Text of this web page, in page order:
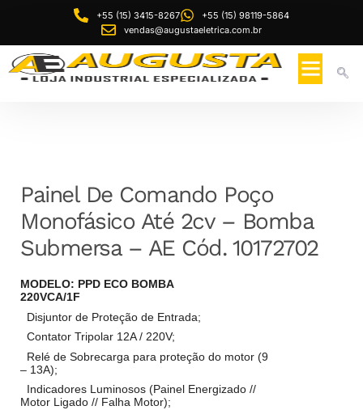
+55 (15) 3415-8267
+55 (15) 98119-5864
vendas@augustaeletrica.com.br
Painel De Comando Poço
Monofásico Até 2cv – Bomba
Submersa – AE Cód. 10172702
MODELO: PPD ECO BOMBA
220VCA/1F
Disjuntor de Proteção de Entrada;
Contator Tripolar 12A / 220V;
Relé de Sobrecarga para proteção do motor (9
– 13A);
Indicadores Luminosos (Painel Energizado //
Motor Ligado // Falha Motor);